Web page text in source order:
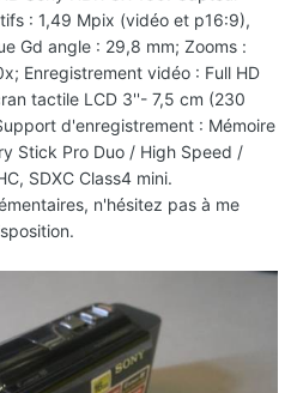
: 1,49 Mpix (vidéo et p16:9),
Gd angle : 29,8 mm; Zooms :
Enregistrement vidéo : Full HD
tactile LCD 3''- 7,5 cm (230
d'enregistrement : Mémoire
Stick Pro Duo / High Speed /
SDXC Class4 mini.
n'hésitez pas à me